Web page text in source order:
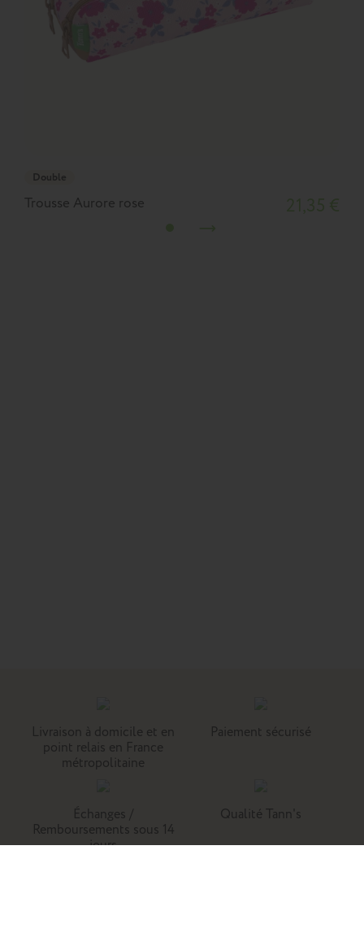
Double
Trousse Aurore rose
Livraison à domicile et en
point relais en France
métropolitaine
Paiement sécurisé
Échanges /
Remboursements sous 14
jours
Qualité Tann's